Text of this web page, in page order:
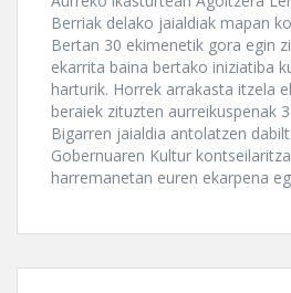
Berriak delako jaialdiak mapan
Bertan 30 ekimenetik gora egin
ekarrita baina bertako iniziatiba
harturik. Horrek arrakasta itzela
beraiek zituzten aurreikuspenak
Bigarren jaialdia antolatzen
Gobernuaren Kultur
harremanetan euren ekarpena